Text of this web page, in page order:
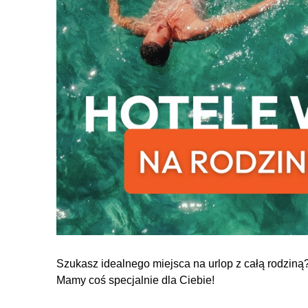
Szukasz idealnego miejsca na urlop z całą
Mamy coś specjalnie dla Ciebie!